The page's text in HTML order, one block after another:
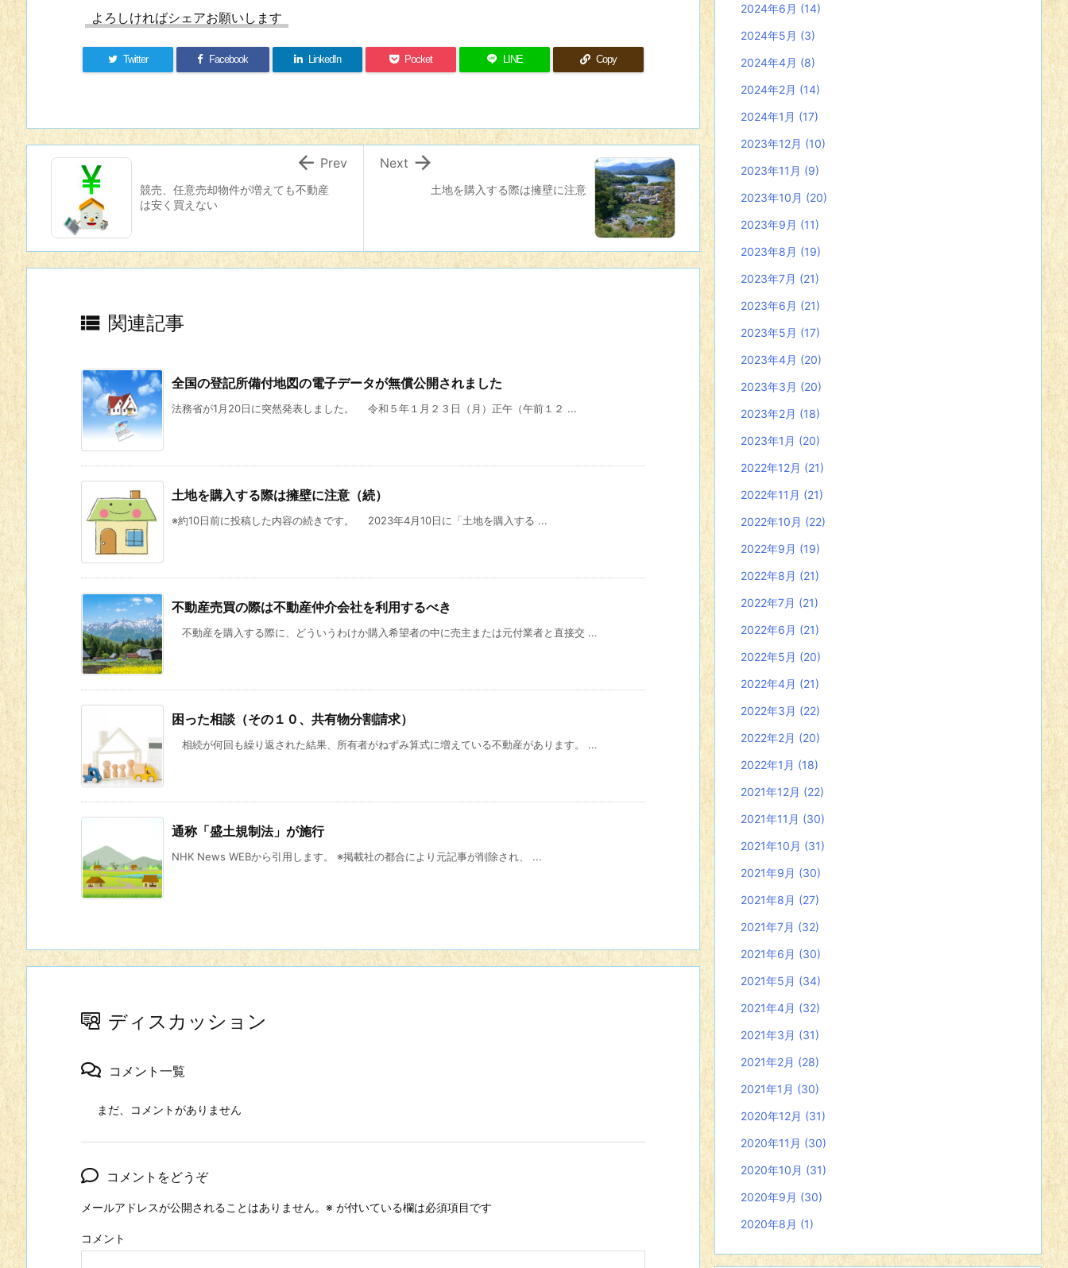
よろしければシェアお願いします
Twitter Facebook LinkedIn Pocket LINE Copy
土地を購入する際は擁壁に注意

Next
競売、任意売却物件が増えても不動産
は安く買えない
 Prev
 関連記事
全国の登記所備付地図の電子データが無償公開されました
法務省が1月20日に突然発表しました。 令和５年１月２３日（月）正午（午前１２ ...
土地を購入する際は擁壁に注意（続）
※約10日前に投稿した内容の続きです。 2023年4月10日に「土地を購入する ...
不動産売買の際は不動産仲介会社を利用するべき
不動産を購入する際に、どういうわけか購入希望者の中に売主または元付業者と直接交 ...
困った相談（その１０、共有物分割請求）
相続が何回も繰り返された結果、所有者がねずみ算式に増えている不動産があります。 ...
通称「盛土規制法」が施行
NHK News WEBから引用します。 ※掲載社の都合により元記事が削除され、 ...
ディスカッション
コメント一覧
まだ、コメントがありません
コメントをどうぞ
メールアドレスが公開されることはありません。 ※ が付いている欄は必須項目です
コメント
2024年6月 (14)
2024年5月 (3)
2024年4月 (8)
2024年2月 (14)
2024年1月 (17)
2023年12月 (10)
2023年11月 (9)
2023年10月 (20)
2023年9月 (11)
2023年8月 (19)
2023年7月 (21)
2023年6月 (21)
2023年5月 (17)
2023年4月 (20)
2023年3月 (20)
2023年2月 (18)
2023年1月 (20)
2022年12月 (21)
2022年11月 (21)
2022年10月 (22)
2022年9月 (19)
2022年8月 (21)
2022年7月 (21)
2022年6月 (21)
2022年5月 (20)
2022年4月 (21)
2022年3月 (22)
2022年2月 (20)
2022年1月 (18)
2021年12月 (22)
2021年11月 (30)
2021年10月 (31)
2021年9月 (30)
2021年8月 (27)
2021年7月 (32)
2021年6月 (30)
2021年5月 (34)
2021年4月 (32)
2021年3月 (31)
2021年2月 (28)
2021年1月 (30)
2020年12月 (31)
2020年11月 (30)
2020年10月 (31)
2020年9月 (30)
2020年8月 (1)